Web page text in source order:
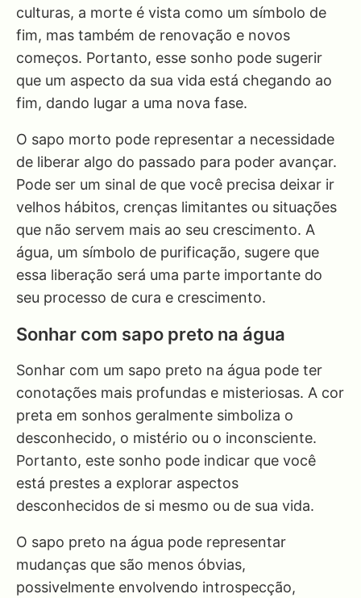
culturas, a morte é vista como um símbolo de
fim, mas também de renovação e novos
começos. Portanto, esse sonho pode sugerir
que um aspecto da sua vida está chegando ao
fim, dando lugar a uma nova fase.
O sapo morto pode representar a necessidade
de liberar algo do passado para poder avançar.
Pode ser um sinal de que você precisa deixar ir
velhos hábitos, crenças limitantes ou situações
que não servem mais ao seu crescimento. A
água, um símbolo de purificação, sugere que
essa liberação será uma parte importante do
seu processo de cura e crescimento.
Sonhar com sapo preto na água
Sonhar com um sapo preto na água pode ter
conotações mais profundas e misteriosas. A cor
preta em sonhos geralmente simboliza o
desconhecido, o mistério ou o inconsciente.
Portanto, este sonho pode indicar que você
está prestes a explorar aspectos
desconhecidos de si mesmo ou de sua vida.
O sapo preto na água pode representar
mudanças que são menos óbvias,
possivelmente envolvendo introspecção,